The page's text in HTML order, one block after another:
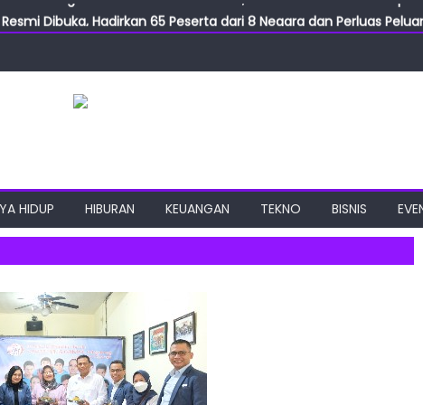
Dibuka, Hadirkan 65 Peserta dari 8 Negara dan Perluas
ILF dan IGT Expo 2026, Industri Manufaktur Siap Naik Kelas
Usung Festival PEANUTS Terbesar, PIK Jadi Destinasi Baru
HIDUP HIBURAN KEUANGAN TEKNO BISNIS